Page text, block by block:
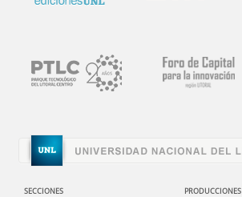
SECCIONES PRODUCCIONES